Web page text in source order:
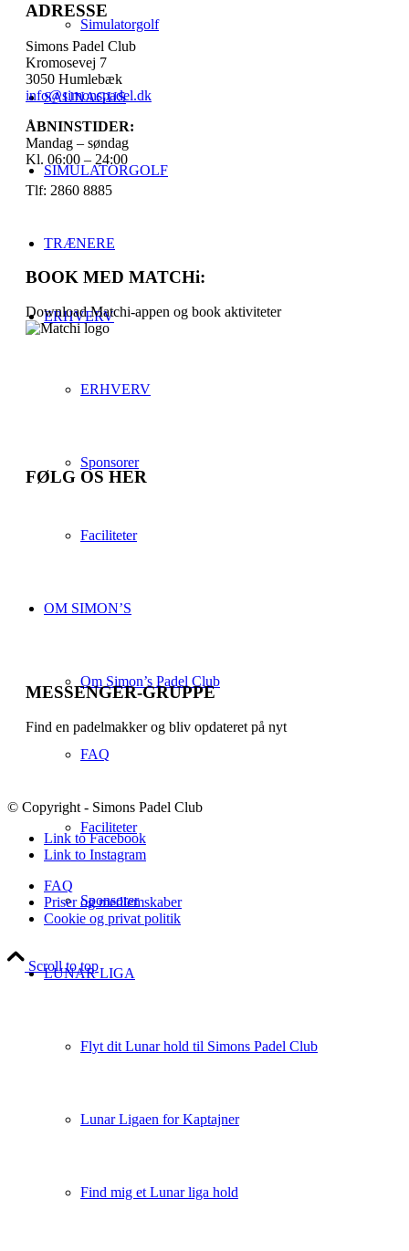
Simulatorgolf
SAUNAGUS
SIMULATORGOLF
TRÆNERE
ERHVERV
ERHVERV
Sponsorer
Faciliteter
OM SIMON’S
Om Simon’s Padel Club
FAQ
Faciliteter
Sponsorer
LUNAR LIGA
Flyt dit Lunar hold til Simons Padel Club
Lunar Ligaen for Kaptajner
Find mig et Lunar liga hold
ADRESSE
Simons Padel Club
Kromosevej 7
3050 Humlebæk
info@simonspadel.dk
ÅBNINSTIDER:
Mandag – søndag
Kl. 06:00 – 24:00
Tlf: 2860 8885
BOOK MED MATCHi:
Download Matchi-appen og book aktiviteter
FØLG OS HER
MESSENGER-GRUPPE
Find en padelmakker og bliv opdateret på nyt
© Copyright - Simons Padel Club
Link to Facebook
Link to Instagram
FAQ
Priser og medlemskaber
Cookie og privat politik
Scroll to top